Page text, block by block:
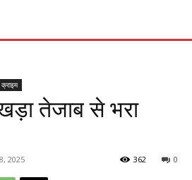
क्राइम
तेजाब से भरा
2025 0
362